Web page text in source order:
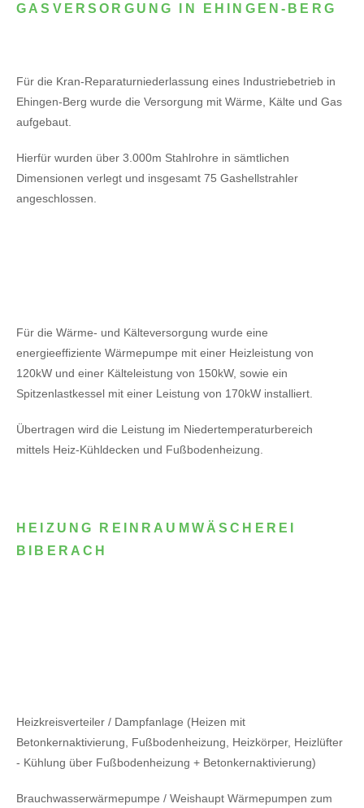
GASVERSORGUNG IN EHINGEN-BERG
Für die Kran-Reparaturniederlassung eines Industriebetrieb in
Ehingen-Berg wurde die Versorgung mit Wärme, Kälte und Gas
aufgebaut.
Hierfür wurden über 3.000m Stahlrohre in sämtlichen
Dimensionen verlegt und insgesamt 75 Gashellstrahler
angeschlossen.
Für die Wärme- und Kälteversorgung wurde eine
energieeffiziente Wärmepumpe mit einer Heizleistung von
120kW und einer Kälteleistung von 150kW, sowie ein
Spitzenlastkessel mit einer Leistung von 170kW installiert.
Übertragen wird die Leistung im Niedertemperaturbereich
mittels Heiz-Kühldecken und Fußbodenheizung.
HEIZUNG REINRAUMWÄSCHEREI
BIBERACH
Heizkreisverteiler / Dampfanlage (Heizen mit
Betonkernaktivierung, Fußbodenheizung, Heizkörper, Heizlüfter
- Kühlung über Fußbodenheizung + Betonkernaktivierung)
Brauchwasserwärmepumpe / Weishaupt Wärmepumpen zum